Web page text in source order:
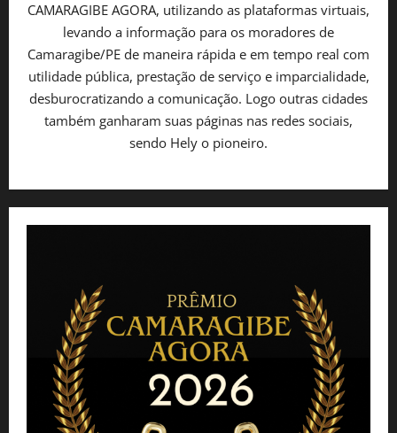
CAMARAGIBE AGORA, utilizando as plataformas virtuais,
levando a informação para os moradores de
Camaragibe/PE de maneira rápida e em tempo real com
utilidade pública, prestação de serviço e imparcialidade,
desburocratizando a comunicação. Logo outras cidades
também ganharam suas páginas nas redes sociais,
sendo Hely o pioneiro.